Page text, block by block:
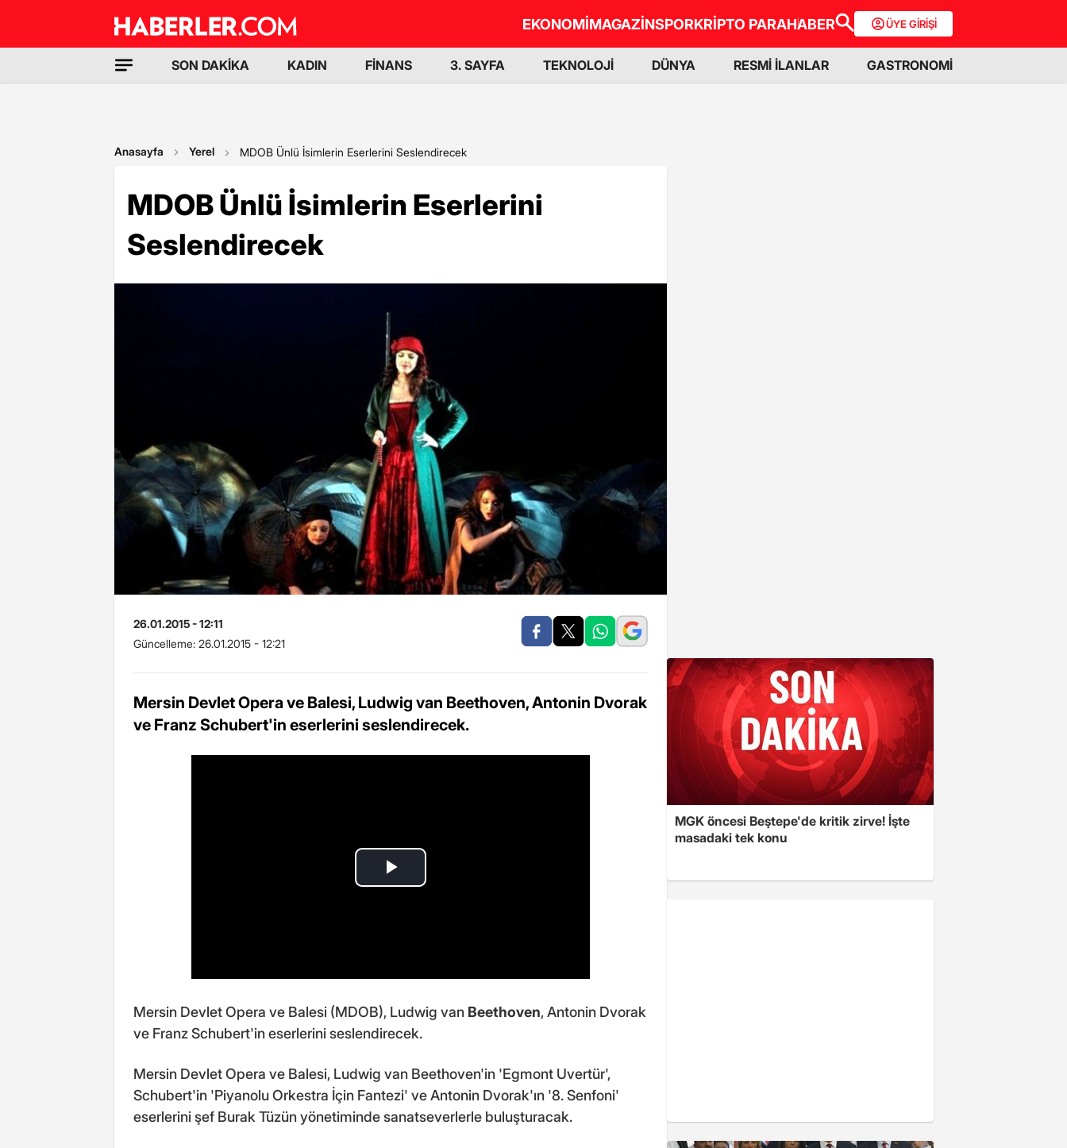
EKONOMİMAGAZİNSPORKRİPTO PARAHABER ÜYE GİRİŞİ
SON DAKİKA KADIN FİNANS 3. SAYFA TEKNOLOJİ DÜNYA RESMİ İLANLAR GASTRONOMİ
Anasayfa Yerel MDOB Ünlü İsimlerin Eserlerini Seslendirecek
MDOB Ünlü İsimlerin Eserlerini
Seslendirecek
26.01.2015 - 12:11
Güncelleme: 26.01.2015 - 12:21
Mersin Devlet Opera ve Balesi, Ludwig van Beethoven, Antonin Dvorak
ve Franz Schubert'in eserlerini seslendirecek.
Mersin Devlet Opera ve Balesi (MDOB), Ludwig van Beethoven, Antonin Dvorak
ve Franz Schubert'in eserlerini seslendirecek.
Mersin Devlet Opera ve Balesi, Ludwig van Beethoven'in 'Egmont Uvertür',
Schubert'in 'Piyanolu Orkestra İçin Fantezi' ve Antonin Dvorak'ın '8. Senfoni'
eserlerini şef Burak Tüzün yönetiminde sanatseverlerle buluşturacak.
MGK öncesi Beştepe'de kritik zirve! İşte
masadaki tek konu